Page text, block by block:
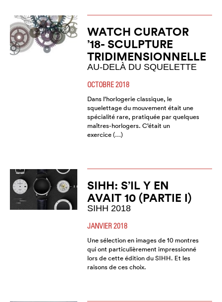
WATCH CURATOR
’18- SCULPTURE
TRIDIMENSIONNELLE
AU-DELÀ DU SQUELETTE
OCTOBRE 2018
Dans l’horlogerie classique, le
squelettage du mouvement était une
spécialité rare, pratiquée par quelques
maîtres-horlogers. C’était un
exercice (…)
SIHH: S’IL Y EN
AVAIT 10 (PARTIE I)
SIHH 2018
JANVIER 2018
Une sélection en images de 10 montres
qui ont particulièrement impressionné
lors de cette édition du SIHH. Et les
raisons de ces choix.